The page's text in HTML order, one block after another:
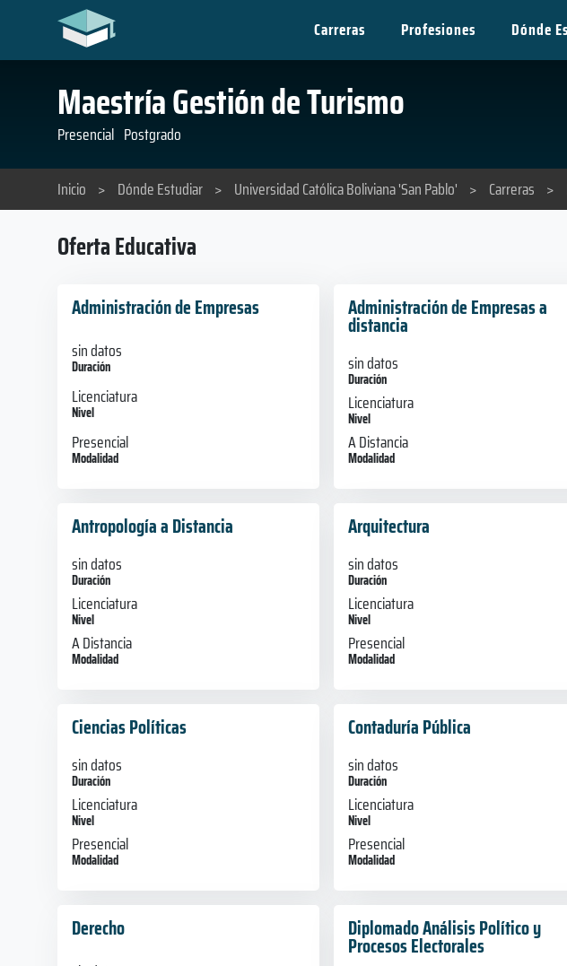
Carreras Profesiones Dónde
Maestría Gestión de Turismo
Presencial Postgrado
Inicio > Dónde Estudiar > Universidad Católica Boliviana 'San Pablo' > Carreras >
Oferta Educativa
Administración de Empresas
sin datos
Duración
Licenciatura
Nivel
Presencial
Modalidad
Administración de Empresas a
distancia
sin datos
Duración
Licenciatura
Nivel
A Distancia
Modalidad
Antropología a Distancia
sin datos
Duración
Licenciatura
Nivel
A Distancia
Modalidad
Arquitectura
sin datos
Duración
Licenciatura
Nivel
Presencial
Modalidad
Ciencias Políticas
sin datos
Duración
Licenciatura
Nivel
Presencial
Modalidad
Contaduría Pública
sin datos
Duración
Licenciatura
Nivel
Presencial
Modalidad
Derecho Diplomado Análisis Político y
Procesos Electorales